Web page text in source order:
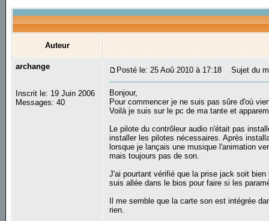
Auteur
archange
Inscrit le: 19 Juin 2006
Messages: 40
Posté le: 25 Aoû 2010 à 17:18 Sujet du
Bonjour,
Pour commencer je ne suis pas sûre d'où
Voilà je suis sur le pc de ma tante et
Le pilote du contrôleur audio n'était pas
installer les pilotes nécessaires. Après
lorsque je lançais une musique l'animation
mais toujours pas de son.
J'ai pourtant vérifié que la prise jack soit
suis allée dans le bios pour faire si les
Il me semble que la carte son est intégrée
rien.